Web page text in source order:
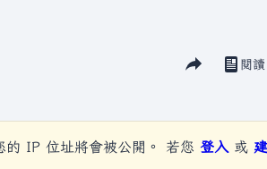
分享此頁面
視圖閱讀
的 IP 位址將會被公開。 若您 登入 或